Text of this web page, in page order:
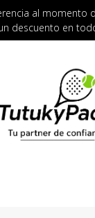
al momento
descuento en